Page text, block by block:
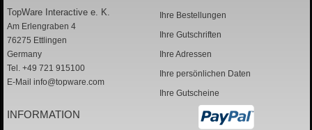
TopWare Interactive e. K.
Am Erlengraben 4
76275 Ettlingen
Germany
Tel. +49 721 915100
E-Mail info@topware.com
Ihre Bestellungen
Ihre Gutschriften
Ihre Adressen
Ihre persönlichen Daten
Ihre Gutscheine
INFORMATION